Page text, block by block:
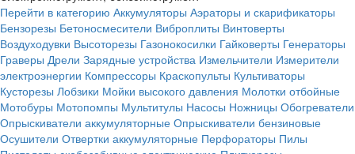
Перейти в категорию Аккумуляторы Аэраторы и скарификаторы
Бензорезы Бетоносмесители Виброплиты Винтоверты
Воздуходувки Высоторезы Газонокосилки Гайковерты Генераторы
Граверы Дрели Зарядные устройства Измельчители Измерители
электроэнергии Компрессоры Краскопульты Культиваторы
Кусторезы Лобзики Мойки высокого давления Молотки отбойные
Мотобуры Мотопомпы Мультитулы Насосы Ножницы Обогреватели
Опрыскиватели аккумуляторные Опрыскиватели бензиновые
Осушители Отвертки аккумуляторные Перфораторы Пилы